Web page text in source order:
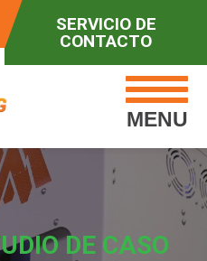
SERVICIO DE
CONTACTO
MENU
DE CASO